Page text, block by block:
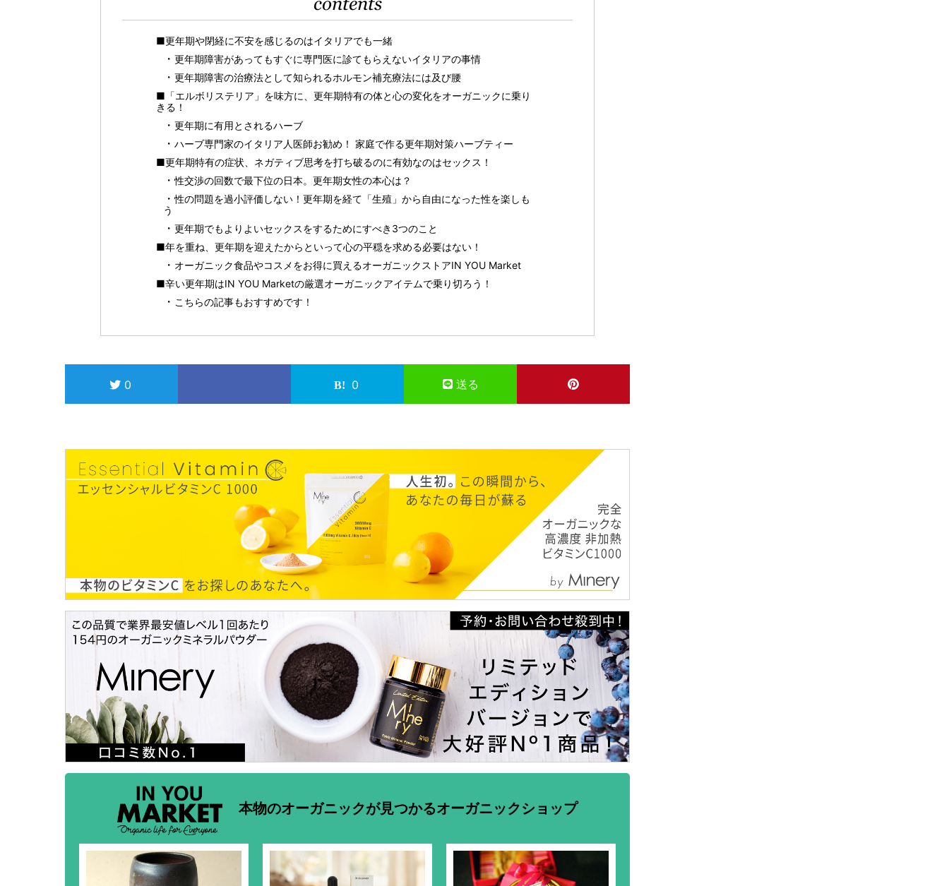
■更年期や閉経に不安を感じるのはイタリアでも一緒
更年期障害があってもすぐに専門医に診てもらえないイタリアの事情
更年期障害の治療法として知られるホルモン補充療法には及び腰
■「エルボリステリア」を味方に、更年期特有の体と心の変化をオーガニックに乗り
きる！
更年期に有用とされるハーブ
ハーブ専門家のイタリア人医師お勧め！ 家庭で作る更年期対策ハーブティー
■更年期特有の症状、ネガティブ思考を打ち破るのに有効なのはセックス！
性交渉の回数で最下位の日本。更年期女性の本心は？
性の問題を過小評価しない！更年期を経て「生殖」から自由になった性を楽しも
う
更年期でもよりよいセックスをするためにすべき3つのこと
■年を重ね、更年期を迎えたからといって心の平穏を求める必要はない！
オーガニック食品やコスメをお得に買えるオーガニックストアIN YOU Market
■辛い更年期はIN YOU Marketの厳選オーガニックアイテムで乗り切ろう！
こちらの記事もおすすめです！
0 0 送る
本物のオーガニックが見つかるオーガニックショップ